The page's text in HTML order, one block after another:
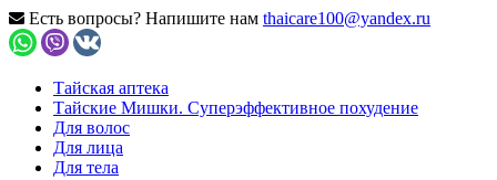
Есть вопросы? Напишите нам thaicare100@yandex.ru
Тайская аптека
Тайские Мишки. Суперэффективное похудение
Для волос
Для лица
Для тела